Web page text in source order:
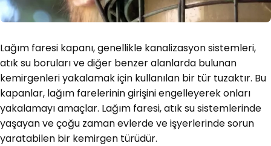
Lağım faresi kapanı, genellikle kanalizasyon sistemleri,
atık su boruları ve diğer benzer alanlarda bulunan
kemirgenleri yakalamak için kullanılan bir tür tuzaktır. Bu
kapanlar, lağım farelerinin girişini engelleyerek onları
yakalamayı amaçlar. Lağım faresi, atık su sistemlerinde
yaşayan ve çoğu zaman evlerde ve işyerlerinde sorun
yaratabilen bir kemirgen türüdür.